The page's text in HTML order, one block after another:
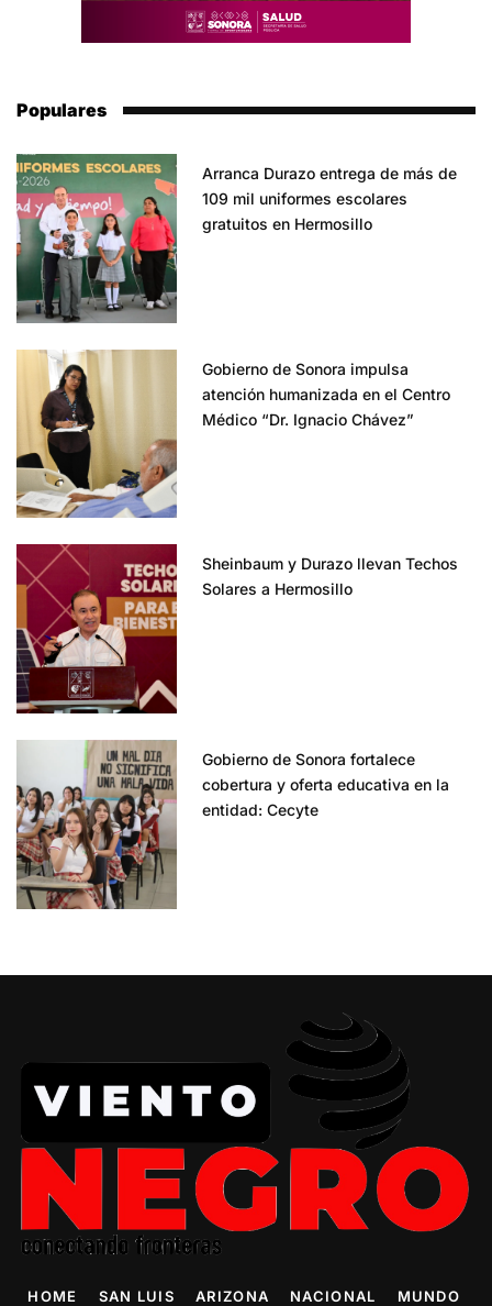
Populares
Arranca Durazo entrega de más de
109 mil uniformes escolares
gratuitos en Hermosillo
Gobierno de Sonora impulsa
atención humanizada en el Centro
Médico “Dr. Ignacio Chávez”
Sheinbaum y Durazo llevan Techos
Solares a Hermosillo
Gobierno de Sonora fortalece
cobertura y oferta educativa en la
entidad: Cecyte
HOME SAN LUIS ARIZONA NACIONAL MUNDO